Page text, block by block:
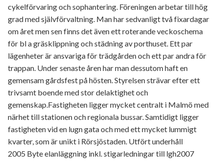
cykelförvaring och sophantering. Föreningen arbetar till hög
grad med självförvaltning. Man har sedvanligt två fixardagar
om året men sen finns det även ett roterande veckoschema
för bl a gräsklippning och städning av porthuset. Ett par
lägenheter är ansvariga för trädgården och ett par andra för
trappan. Under senaste åren har man dessutom haft en
gemensam gårdsfest på hösten. Styrelsen strävar efter ett
trivsamt boende med stor delaktighet och
gemenskap.Fastigheten ligger mycket centralt i Malmö med
närhet till stationen och regionala bussar. Samtidigt ligger
fastigheten vid en lugn gata och med ett mycket lummigt
kvarter, som är unikt i Rörsjöstaden. Utfört underhåll
2005 Byte elanläggning inkl. stigarledningar till lgh2007